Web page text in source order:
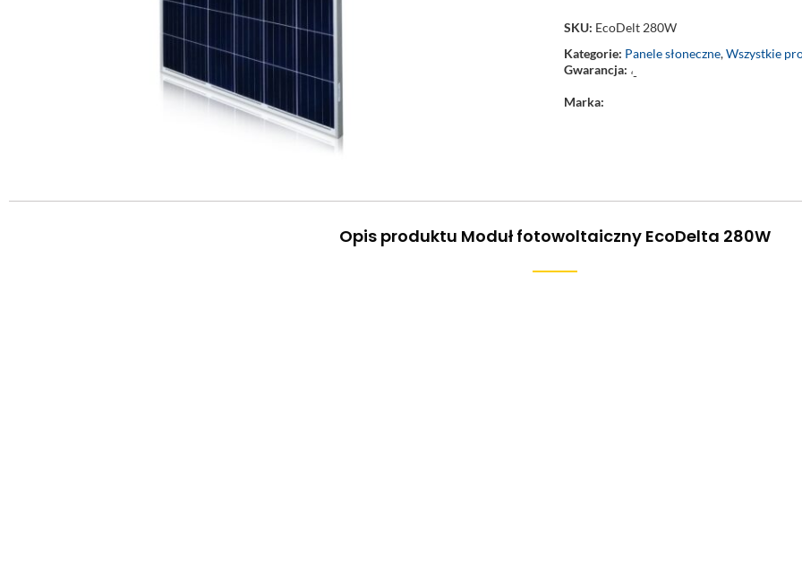
SKU: EcoDelt 280W
Kategorie: Panele słoneczne,Wszystkie
Gwarancja: ‘-
Marka:
Opis produktu Moduł fotowoltaiczny EcoDelta 280W